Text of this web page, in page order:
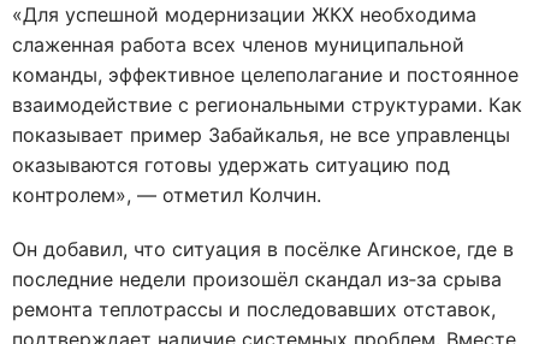
«Для успешной модернизации ЖКХ необходима
слаженная работа всех членов муниципальной
команды, эффективное целеполагание и постоянное
взаимодействие с региональными структурами. Как
показывает пример Забайкалья, не все управленцы
оказываются готовы удержать ситуацию под
контролем», — отметил Колчин.
Он добавил, что ситуация в посёлке Агинское, где в
последние недели произошёл скандал из‑за срыва
ремонта теплотрассы и последовавших отставок,
подтверждает наличие системных проблем. Вместе